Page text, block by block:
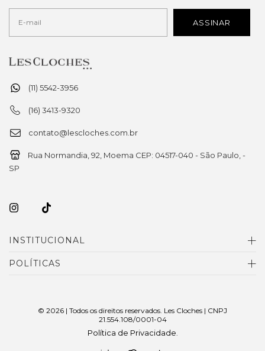
(11) 5542-3956
(16) 3413-9320
contato@lescloches.com.br
Rua Normandia, 92, Moema CEP: 04517-040 - São Paulo, -
SP
INSTITUCIONAL
POLÍTICAS
© 2026 | Todos os direitos reservados. Les Cloches | CNPJ
21.554.108/0001-04
Política de Privacidade